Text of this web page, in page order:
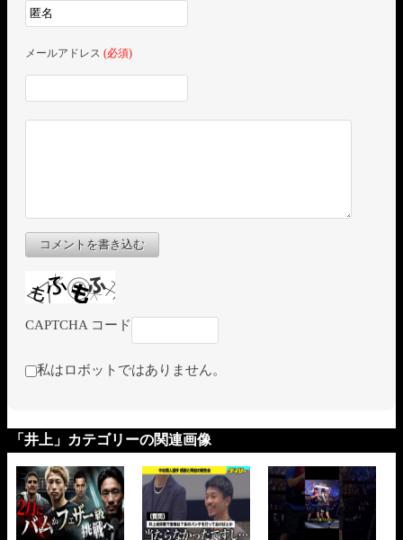
メールアドレス (必須)
コメントを書き込む
CAPTCHA コード
私はロボットではありません。
「井上」カテゴリーの関連画像